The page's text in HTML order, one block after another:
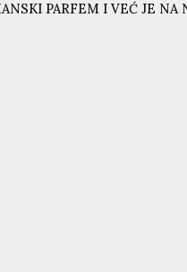
PARFEM I VEĆ JE NA